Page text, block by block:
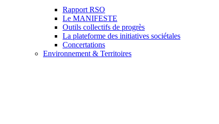
Rapport RSO
Le MANIFESTE
Outils collectifs de progrès
La plateforme des initiatives sociétales
Concertations
Environnement & Territoires